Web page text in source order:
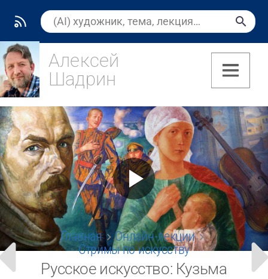
Алексей
Шадрин
(7)
Главная
Онлайн-лекции
Стримы по искусству
Русское искусство: Кузьма